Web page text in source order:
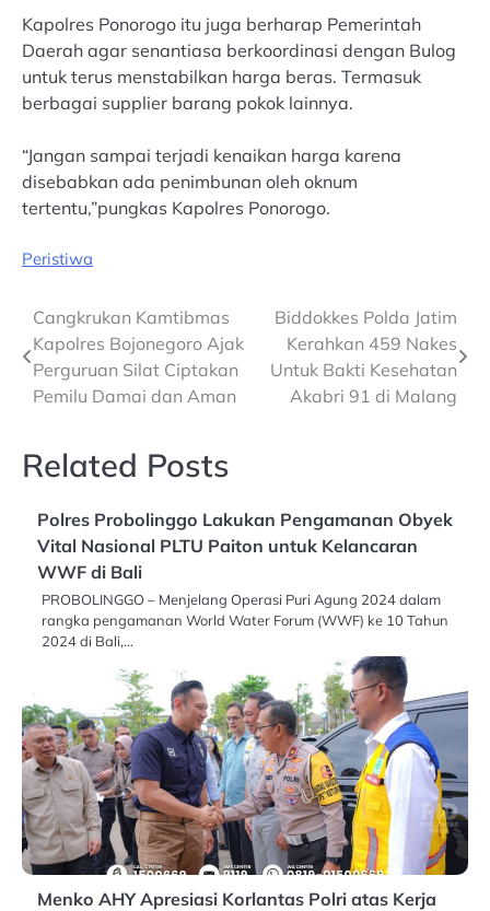
Kapolres Ponorogo itu juga berharap Pemerintah
Daerah agar senantiasa berkoordinasi dengan Bulog
untuk terus menstabilkan harga beras. Termasuk
berbagai supplier barang pokok lainnya.
“Jangan sampai terjadi kenaikan harga karena
disebabkan ada penimbunan oleh oknum
tertentu,”pungkas Kapolres Ponorogo.
Peristiwa
Post
navigation
Cangkrukan Kamtibmas
Kapolres Bojonegoro Ajak
Perguruan Silat Ciptakan
Pemilu Damai dan Aman
Biddokkes Polda Jatim
Kerahkan 459 Nakes
Untuk Bakti Kesehatan
Akabri 91 di Malang
Related Posts
Polres Probolinggo Lakukan Pengamanan Obyek
Vital Nasional PLTU Paiton untuk Kelancaran
WWF di Bali
PROBOLINGGO – Menjelang Operasi Puri Agung 2024 dalam
rangka pengamanan World Water Forum (WWF) ke 10 Tahun
2024 di Bali,…
Menko AHY Apresiasi Korlantas Polri atas Kerja